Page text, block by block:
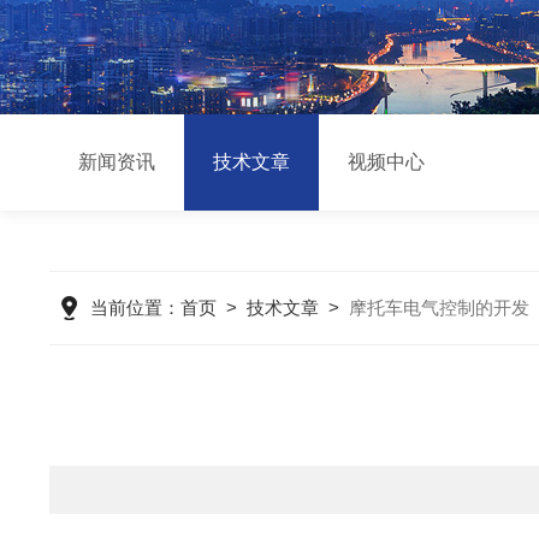
新闻资讯 技术文章 视频中心
当前位置： 首页> 技术文章> 摩托车电气控制的开发